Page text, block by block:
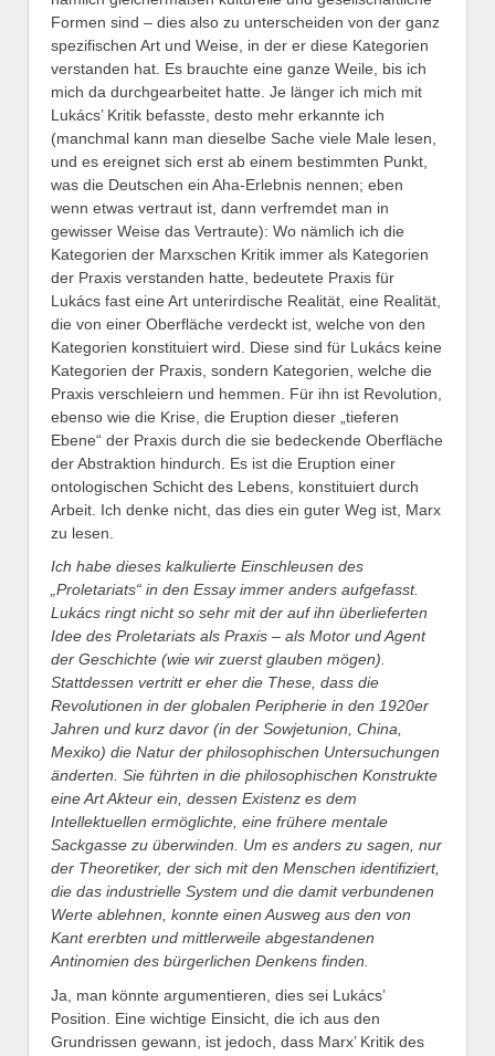
Formen sind – dies also zu unterscheiden von der ganz
spezifischen Art und Weise, in der er diese Kategorien
verstanden hat. Es brauchte eine ganze Weile, bis ich
mich da durchgearbeitet hatte. Je länger ich mich mit
Lukács’ Kritik befasste, desto mehr erkannte ich
(manchmal kann man dieselbe Sache viele Male lesen,
und es ereignet sich erst ab einem bestimmten Punkt,
was die Deutschen ein Aha-Erlebnis nennen; eben
wenn etwas vertraut ist, dann verfremdet man in
gewisser Weise das Vertraute): Wo nämlich ich die
Kategorien der Marxschen Kritik immer als Kategorien
der Praxis verstanden hatte, bedeutete Praxis für
Lukács fast eine Art unterirdische Realität, eine Realität,
die von einer Oberfläche verdeckt ist, welche von den
Kategorien konstituiert wird. Diese sind für Lukács keine
Kategorien der Praxis, sondern Kategorien, welche die
Praxis verschleiern und hemmen. Für ihn ist Revolution,
ebenso wie die Krise, die Eruption dieser „tieferen
Ebene“ der Praxis durch die sie bedeckende Oberfläche
der Abstraktion hindurch. Es ist die Eruption einer
ontologischen Schicht des Lebens, konstituiert durch
Arbeit. Ich denke nicht, das dies ein guter Weg ist, Marx
zu lesen.
Ich habe dieses kalkulierte Einschleusen des
„Proletariats“ in den Essay immer anders aufgefasst.
Lukács ringt nicht so sehr mit der auf ihn überlieferten
Idee des Proletariats als Praxis – als Motor und Agent
der Geschichte (wie wir zuerst glauben mögen).
Stattdessen vertritt er eher die These, dass die
Revolutionen in der globalen Peripherie in den 1920er
Jahren und kurz davor (in der Sowjetunion, China,
Mexiko) die Natur der philosophischen Untersuchungen
änderten. Sie führten in die philosophischen Konstrukte
eine Art Akteur ein, dessen Existenz es dem
Intellektuellen ermöglichte, eine frühere mentale
Sackgasse zu überwinden. Um es anders zu sagen, nur
der Theoretiker, der sich mit den Menschen identifiziert,
die das industrielle System und die damit verbundenen
Werte ablehnen, konnte einen Ausweg aus den von
Kant ererbten und mittlerweile abgestandenen
Antinomien des bürgerlichen Denkens finden.
Ja, man könnte argumentieren, dies sei Lukács’
Position. Eine wichtige Einsicht, die ich aus den
Grundrissen gewann, ist jedoch, dass Marx’ Kritik des